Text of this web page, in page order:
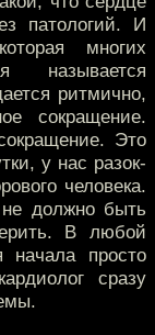
патологий. И
многих
называется
ритмично,
сокращение.
Это
у нас разок-
человека.
должно быть
В любой
начала просто
сразу